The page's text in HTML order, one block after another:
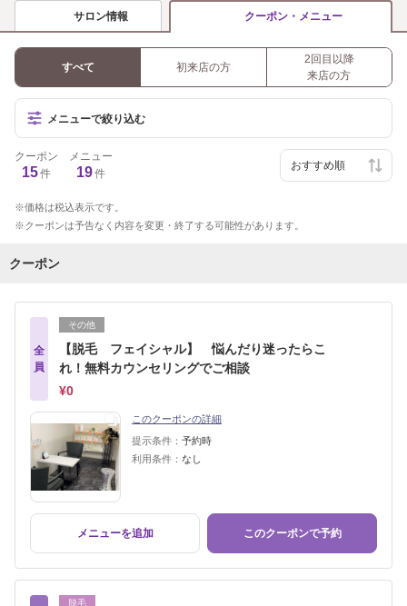
サロン情報 クーポン・メニュー
すべて 初来店の方
2回目以降
来店の方
メニューで絞り込む
クーポン
15件
メニュー
19件
価格は税込表示です。
クーポンは予告なく内容を変更・終了する可能性があります。
クーポン
全
員
その他
【脱毛 フェイシャル】 悩んだり迷ったらこ
れ！無料カウンセリングでご相談
¥0
このクーポンの詳細
提示条件： 予約時
利用条件： なし
メニューを追加 このクーポンで予約
脱毛